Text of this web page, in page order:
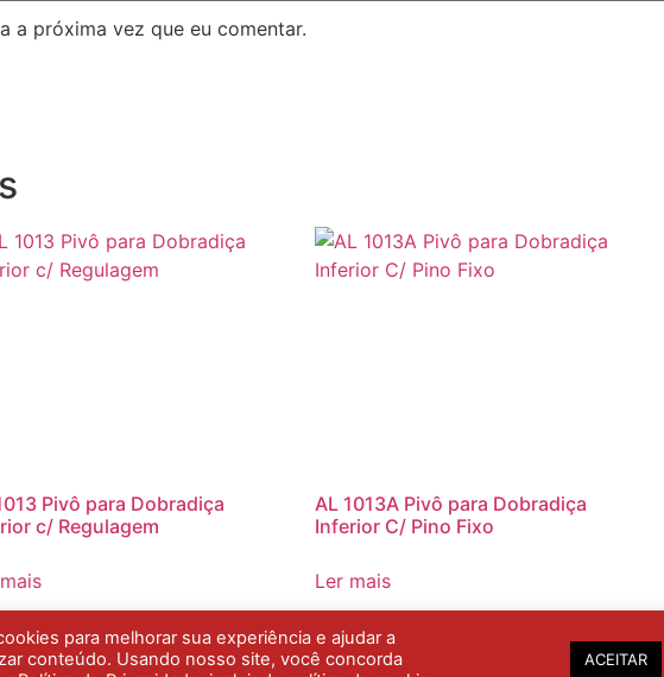
a próxima vez que eu comentar.
Pivô para Dobradiça
c/ Regulagem
AL 1013A Pivô para Dobradiça
Inferior C/ Pino Fixo
Ler mais
para melhorar sua experiência e ajudar a
conteúdo. Usando nosso site, você concorda
ACEITAR